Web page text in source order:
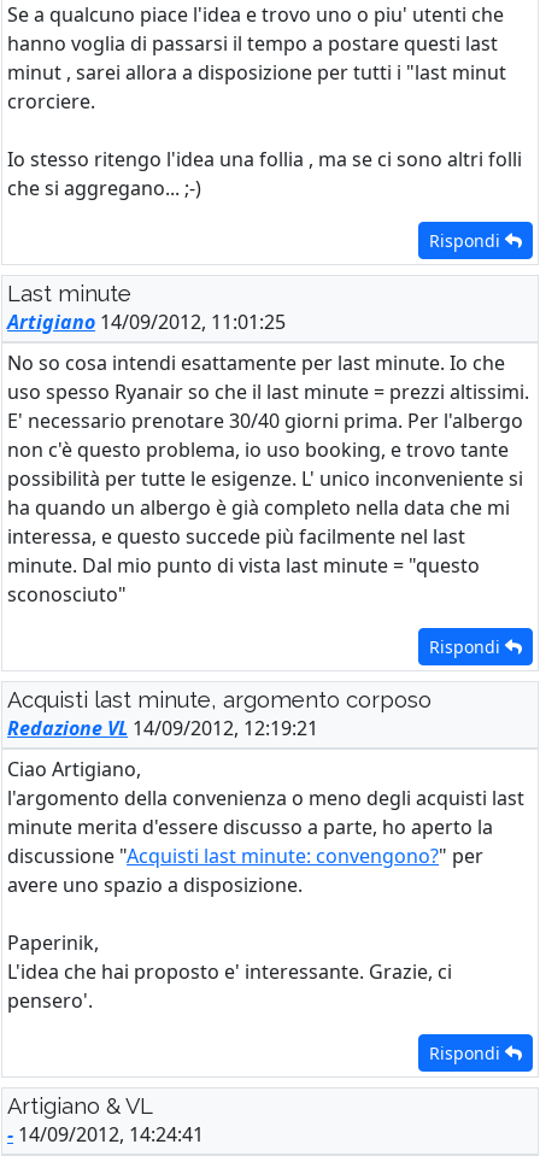
Se a qualcuno piace l'idea e trovo uno o piu' utenti che
hanno voglia di passarsi il tempo a postare questi last
minut , sarei allora a disposizione per tutti i "last minut
crorciere.
Io stesso ritengo l'idea una follia , ma se ci sono altri folli
che si aggregano... ;-)
Rispondi
Last minute
Artigiano 14/09/2012, 11:01:25
No so cosa intendi esattamente per last minute. Io che
uso spesso Ryanair so che il last minute = prezzi altissimi.
E' necessario prenotare 30/40 giorni prima. Per l'albergo
non c'è questo problema, io uso booking, e trovo tante
possibilità per tutte le esigenze. L' unico inconveniente si
ha quando un albergo è già completo nella data che mi
interessa, e questo succede più facilmente nel last
minute. Dal mio punto di vista last minute = "questo
sconosciuto"
Rispondi
Acquisti last minute, argomento corposo
Redazione VL 14/09/2012, 12:19:21
Ciao Artigiano,
l'argomento della convenienza o meno degli acquisti last
minute merita d'essere discusso a parte, ho aperto la
discussione "Acquisti last minute: convengono?" per
avere uno spazio a disposizione.
Paperinik,
L'idea che hai proposto e' interessante. Grazie, ci
pensero'.
Rispondi
Artigiano & VL
- 14/09/2012, 14:24:41